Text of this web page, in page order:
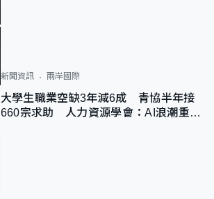
新聞資訊 兩岸國際
大學生職業空缺3年減6成 青協半年接
660宗求助 人力資源學會：AI浪潮重整